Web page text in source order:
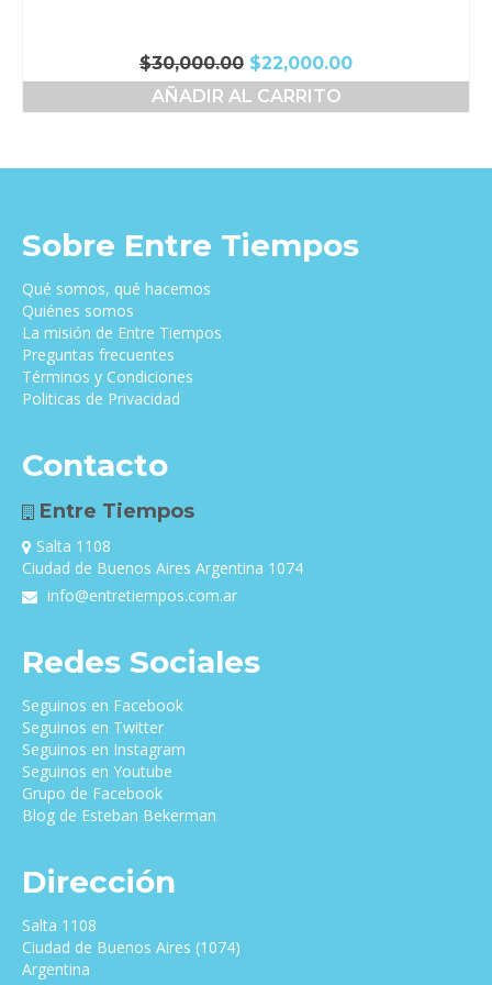
$30,000.00 El
precio
original
$22,000.00El
precio
AÑADIR AL CARRITO
Sobre Entre Tiempos
Qué somos, qué hacemos
Quiénes somos
La misión de Entre Tiempos
Preguntas frecuentes
Términos y Condiciones
Politicas de Privacidad
Contacto
Entre Tiempos
Salta 1108
Ciudad de Buenos Aires Argentina 1074
info@entretiempos.com.ar
Redes Sociales
Seguinos en Facebook
Seguinos en Twitter
Seguinos en Instagram
Seguinos en Youtube
Grupo de Facebook
Blog de Esteban Bekerman
Dirección
Salta 1108
Ciudad de Buenos Aires (1074)
Argentina